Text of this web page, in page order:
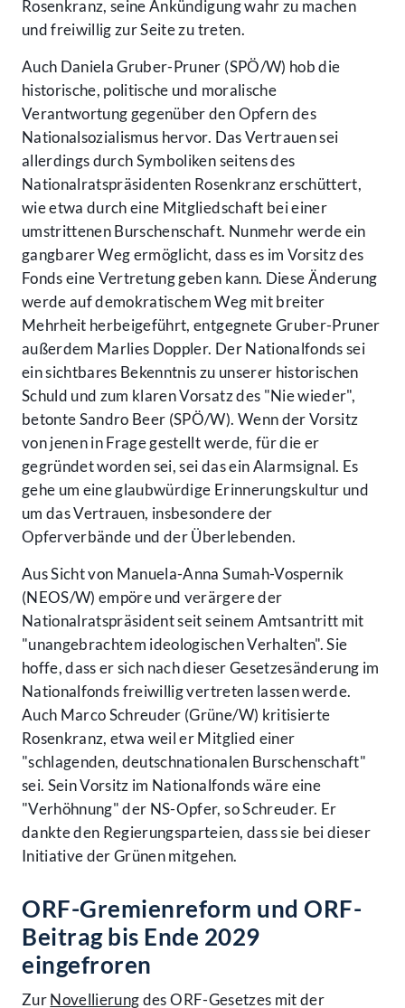
Rosenkranz, seine Ankündigung wahr zu machen
und freiwillig zur Seite zu treten.
Auch Daniela Gruber-Pruner (SPÖ/W) hob die
historische, politische und moralische
Verantwortung gegenüber den Opfern des
Nationalsozialismus hervor. Das Vertrauen sei
allerdings durch Symboliken seitens des
Nationalratspräsidenten Rosenkranz erschüttert,
wie etwa durch eine Mitgliedschaft bei einer
umstrittenen Burschenschaft. Nunmehr werde ein
gangbarer Weg ermöglicht, dass es im Vorsitz des
Fonds eine Vertretung geben kann. Diese Änderung
werde auf demokratischem Weg mit breiter
Mehrheit herbeigeführt, entgegnete Gruber-Pruner
außerdem Marlies Doppler. Der Nationalfonds sei
ein sichtbares Bekenntnis zu unserer historischen
Schuld und zum klaren Vorsatz des "Nie wieder",
betonte Sandro Beer (SPÖ/W). Wenn der Vorsitz
von jenen in Frage gestellt werde, für die er
gegründet worden sei, sei das ein Alarmsignal. Es
gehe um eine glaubwürdige Erinnerungskultur und
um das Vertrauen, insbesondere der
Opferverbände und der Überlebenden.
Aus Sicht von Manuela-Anna Sumah-Vospernik
(NEOS/W) empöre und verärgere der
Nationalratspräsident seit seinem Amtsantritt mit
"unangebrachtem ideologischen Verhalten". Sie
hoffe, dass er sich nach dieser Gesetzesänderung im
Nationalfonds freiwillig vertreten lassen werde.
Auch Marco Schreuder (Grüne/W) kritisierte
Rosenkranz, etwa weil er Mitglied einer
"schlagenden, deutschnationalen Burschenschaft"
sei. Sein Vorsitz im Nationalfonds wäre eine
"Verhöhnung" der NS-Opfer, so Schreuder. Er
dankte den Regierungsparteien, dass sie bei dieser
Initiative der Grünen mitgehen.
ORF-Gremienreform und ORF-
Beitrag bis Ende 2029
eingefroren
ZurNovellierungdes ORF-Gesetzes mit der